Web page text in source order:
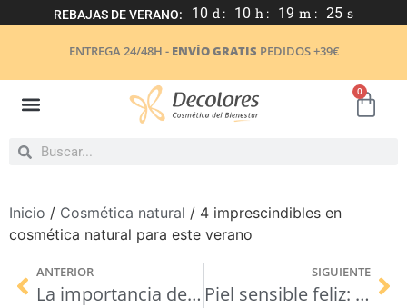
REBAJAS DE VERANO: 10 d : 10 h : 19 m : 25 s
ENTREGA 24/48H - ENVÍO GRATIS PEDIDOS +39€
0
Inicio / Cosmética natural / 4 imprescindibles en
cosmética natural para este verano
ANTERIOR
La importancia de una buena alimentación para la salud de tu piel
SIGUIENTE
Piel sensible feliz: Rutinas que marcan la diferencia